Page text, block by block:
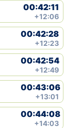
00:42:11
+12:06
00:42:28
+12:23
00:42:54
+12:49
00:43:06
+13:01
00:44:08
+14:03